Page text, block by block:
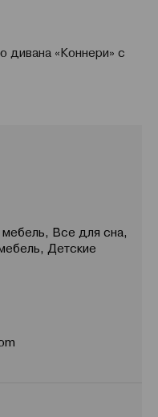
дивана «Коннери» с
Все для сна,
Детские